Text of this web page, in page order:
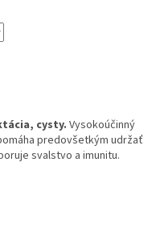
cysty. Vysokoúčinný
predovšetkým udržať
svalstvo a imunitu.